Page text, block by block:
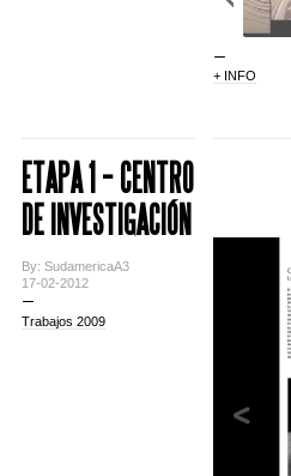
+ INFO
ETAPA 1 – CENTRO
DE INVESTIGACIÓN
By: SudamericaA3
17-02-2012
Trabajos 2009